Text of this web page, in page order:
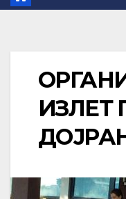
ИЗЛЕТ